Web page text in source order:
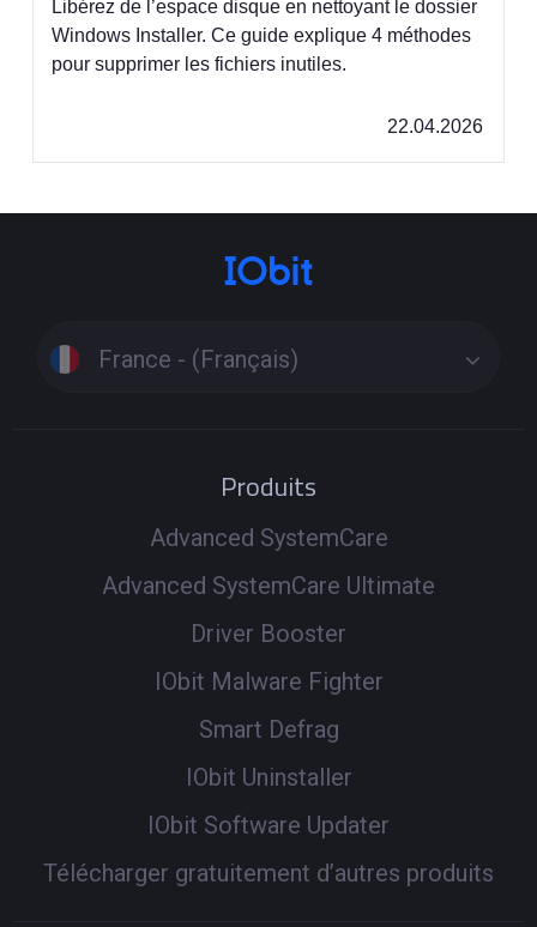
Libérez de l’espace disque en nettoyant le dossier
Windows Installer. Ce guide explique 4 méthodes
pour supprimer les fichiers inutiles.
22.04.2026
France - (Français)
Produits
Advanced SystemCare
Advanced SystemCare Ultimate
Driver Booster
IObit Malware Fighter
Smart Defrag
IObit Uninstaller
IObit Software Updater
Télécharger gratuitement d’autres produits